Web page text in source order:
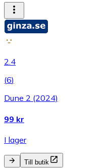
2.4
(6)
Dune 2 (2024)
99 kr
I lager
Till butik